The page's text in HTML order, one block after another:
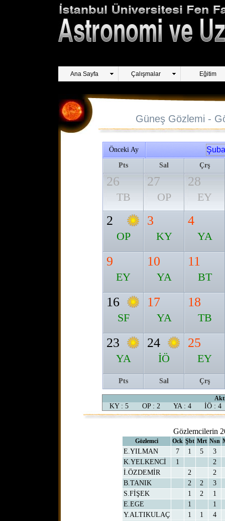
Ana Sayfa Çalışmalar Eğitim
Güneş Gözlemi -
Önceki Ay
Pts Sal Çrş
26
TB
27
OP
28
EY
2
OP
3
KY
4
YA
9
EY
10
YA
11
BT
16
SF
17
YA
18
TB
23
YA
24
İÖ
25
EY
Pts Sal Çrş
KY : 5 OP : 2 YA : 4 İÖ : 4
Gözlemcilerin
Gözlemci Ock Şbt Mrt Nsn
E.YILMAN 7 1 5
3
K.YELKENCİ
1
2
İ.ÖZDEMİR
2
2
B.TANIK
2 2
3
S.FİŞEK
1 2
1
E.EGE
1
1
Y.ALTIKULAÇ
1 1
4